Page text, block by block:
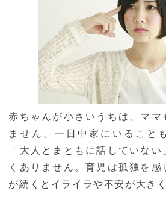
赤ちゃんが小さいうちは、ママ
ません。一日中家にいること
「大人とまともに話していな
くありません。育児は孤独を
が続くとイライラや不安が大き